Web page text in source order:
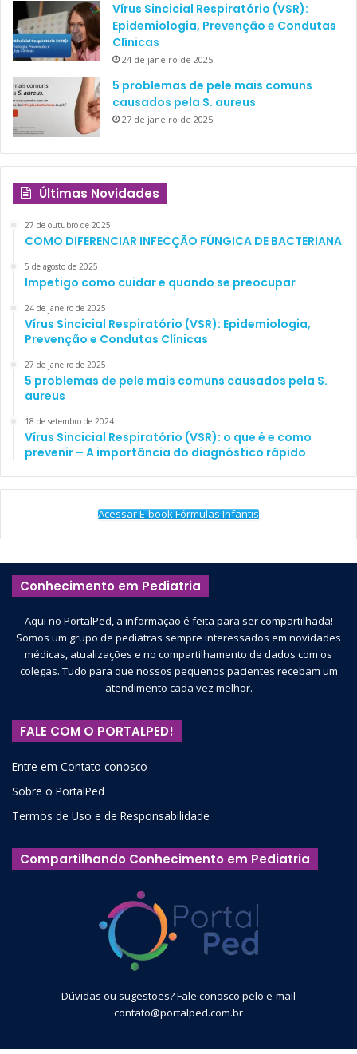
Vírus Sincicial Respiratório (VSR):
Epidemiologia, Prevenção e Condutas
Clínicas
24 de janeiro de 2025
5 problemas de pele mais comuns
causados pela S. aureus
27 de janeiro de 2025
Últimas Novidades
27 de outubro de 2025
COMO DIFERENCIAR INFECÇÃO FÚNGICA DE BACTERIANA
5 de agosto de 2025
Impetigo como cuidar e quando se preocupar
24 de janeiro de 2025
Vírus Sincicial Respiratório (VSR): Epidemiologia,
Prevenção e Condutas Clínicas
27 de janeiro de 2025
5 problemas de pele mais comuns causados pela S.
aureus
18 de setembro de 2024
Vírus Sincicial Respiratório (VSR): o que é e como
prevenir – A importância do diagnóstico rápido
Acessar E-book Fórmulas Infantis
Conhecimento em Pediatria
Aqui no PortalPed, a informação é feita para ser compartilhada!
Somos um grupo de pediatras sempre interessados em novidades
médicas, atualizações e no compartilhamento de dados com os
colegas. Tudo para que nossos pequenos pacientes recebam um
atendimento cada vez melhor.
FALE COM O PORTALPED!
Entre em Contato conosco
Sobre o PortalPed
Termos de Uso e de Responsabilidade
Compartilhando Conhecimento em Pediatria
Dúvidas ou sugestões? Fale conosco pelo e-mail
contato@portalped.com.br